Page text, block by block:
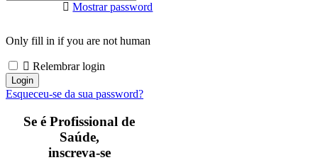
Mostrar password
Only fill in if you are not human
Relembrar login
Esqueceu-se da sua password?
Se é Profissional de
Saúde,
inscreva-se